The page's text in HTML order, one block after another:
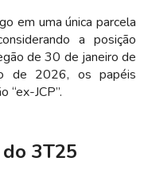
em uma única parcela
a posição
de 30 de janeiro de
de 2026, os papéis
“ex-JCP”.
3T25